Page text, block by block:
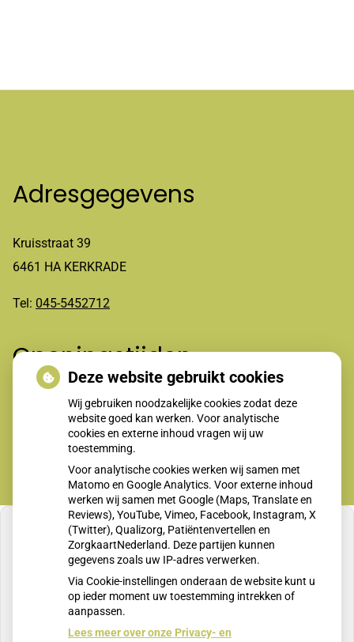
Adresgegevens
Kruisstraat 39
6461 HA KERKRADE
Tel: 045-5452712
Openingstijden
Maandag t/m vrijdag 8-12.00 en 13.30-17.00 uur
U heeft geen toestemming gegeven voor
externe inhoud die nodig is om dit te zien.
Cookie-instellingen wijzigen
Deze website gebruikt cookies
Wij gebruiken noodzakelijke cookies zodat deze
website goed kan werken. Voor analytische
cookies en externe inhoud vragen wij uw
toestemming.
Voor analytische cookies werken wij samen met
Matomo en Google Analytics. Voor externe inhoud
werken wij samen met Google (Maps, Translate en
Reviews), YouTube, Vimeo, Facebook, Instagram, X
(Twitter), Qualizorg, Patiëntenvertellen en
ZorgkaartNederland. Deze partijen kunnen
gegevens zoals uw IP-adres verwerken.
Via Cookie-instellingen onderaan de website kunt u
op ieder moment uw toestemming intrekken of
aanpassen.
Lees meer over onze Privacy- en